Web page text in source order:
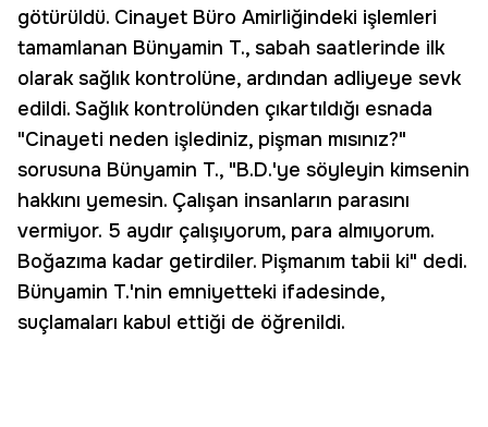
götürüldü. Cinayet Büro Amirliğindeki işlemleri
tamamlanan Bünyamin T., sabah saatlerinde ilk
olarak sağlık kontrolüne, ardından adliyeye sevk
edildi. Sağlık kontrolünden çıkartıldığı esnada
"Cinayeti neden işlediniz, pişman mısınız?"
sorusuna Bünyamin T., "B.D.'ye söyleyin kimsenin
hakkını yemesin. Çalışan insanların parasını
vermiyor. 5 aydır çalışıyorum, para almıyorum.
Boğazıma kadar getirdiler. Pişmanım tabii ki" dedi.
Bünyamin T.'nin emniyetteki ifadesinde,
suçlamaları kabul ettiği de öğrenildi.